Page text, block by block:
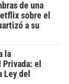
de una
sobre el
a su
la
el
del